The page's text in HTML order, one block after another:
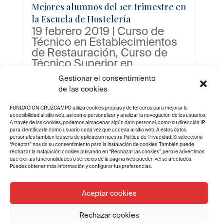
Gestionar el consentimiento
de las cookies
FUNDACIÓN CRUZCAMPO utiliza cookies propias y de terceros para mejorar la
accesibilidad al sitio web, así como personalizar y analizar la navegación de los usuarios.
A través de las cookies, podemos almacenar algún dato personal, como su dirección IP,
para identificarle como usuario cada vez que acceda al sitio web. A estos datos
personales también les será de aplicación nuestra Política de Privacidad. Si selecciona
“Aceptar” nos da su consentimiento para la instalación de cookies. También puede
rechazar la instalación cookies pulsando en “Rechazar las cookies”, pero le advertimos
que ciertas funcionalidades o servicios de la página web pueden verse afectados.
Puedes obtener más información y configurar tus preferencias.
Aceptar cookies
Rechazar cookies
Mejores alumnos del 1er trimestre en
la Escuela de Hostelería
19 febrero 2019 | Curso de
Técnico en Establecimientos
de Restauración, Curso de
Técnico Superior en
Establecimientos de
Restauración,Destacados
Escuela de Hostelería
Fundación Cruzcampo,
Escuela Hostelería Jaén,
Escuela Hostelería Sevilla,
Escuela Hostelería Valencia,
Noticias